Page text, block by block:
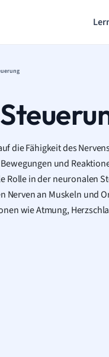
die Fähigkeit des
und
Rolle in der neuronalen
Nerven an Muskeln und
wie Atmung,